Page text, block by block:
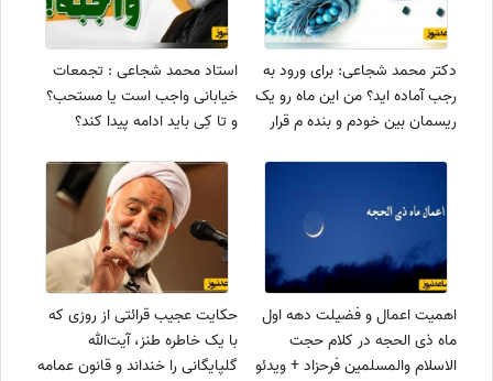
دکتر محمد شجاعی: برای ورود به
رجب آماده اید؟ من این ماه رو یک
ریسمان بین خودم و بنده م قرار
استاد محمد شجاعی : تجمعات
خیابانی واجب است یا مستحب؟
و تا کِی باید ادامه پیدا کند؟
اهمیت اعمال و فضیلت دهه اول
ماه ذی الحجه در کلام حجت
الاسلام والمسلمین فرحزاد + ویدئو
حکایت عجیب قرائتی از روزی که
با یک خاطره طنز، آیت‌الله
گلپایگانی را خنداند و قانون عمامه